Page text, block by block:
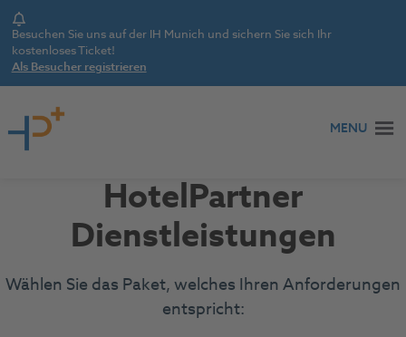
Notice
Besuchen Sie uns auf der IH Munich und sichern Sie sich Ihr
kostenloses Ticket!
Als Besucher registrieren
MENU
HotelPartner
Dienstleistungen
Wählen Sie das Paket, welches Ihren Anforderungen
entspricht: